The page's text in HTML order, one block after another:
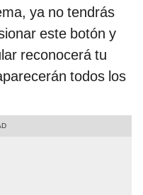
ya no tendrás
este botón y
reconocerá tu
todos los